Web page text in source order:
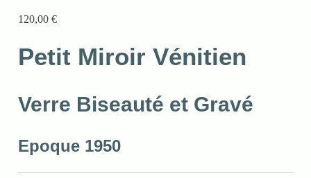
120,00€
Petit Miroir Vénitien
Verre Biseauté et Gravé
Epoque 1950